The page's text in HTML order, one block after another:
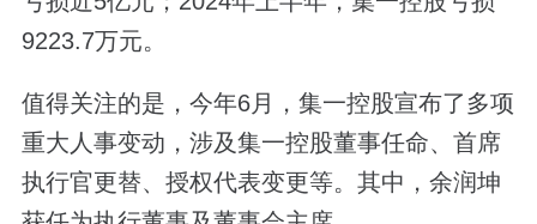
9223.7万元。
值得关注的是，今年6月，集一控股宣布了多项
重大人事变动，涉及集一控股董事任命、首席
执行官更替、授权代表变更等。其中，余润坤